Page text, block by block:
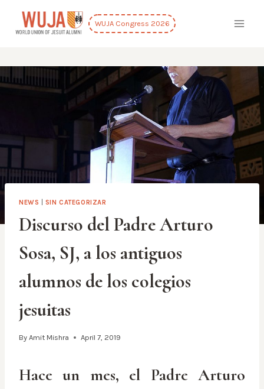
content
WUJA Congress 2026
NEWS SIN CATEGORIZAR
Discurso del Padre Arturo
Sosa, SJ, a los antiguos
alumnos de los colegios
jesuitas
By Amit Mishra April 7, 2019
Hace un mes, el Padre Arturo